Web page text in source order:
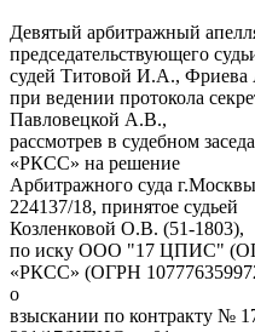
Девятый арбитражный
председательствующего
судей Титовой И.А.,
при ведении протокола
Павловецкой А.В.,
рассмотрев в судебном
«РКСС» на решение
Арбитражного суда
224137/18, принятое судьей
Козленковой О.В. (51-1803),
по иску ООО "17 ЦПИС"
«РКСС» (ОГРН
о
взыскании по контракту №